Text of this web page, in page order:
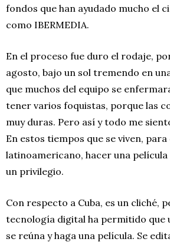
fondos que han ayudado mucho el
como IBERMEDIA.
En el proceso fue duro el rodaje,
agosto, bajo un sol tremendo en
que muchos del equipo se
tener varios foquistas, porque las
muy duras. Pero así y todo me
En estos tiempos que se viven,
latinoamericano, hacer una
un privilegio.
Con respecto a Cuba, es un cliché,
tecnología digital ha permitido que
se reúna y haga una película. Se